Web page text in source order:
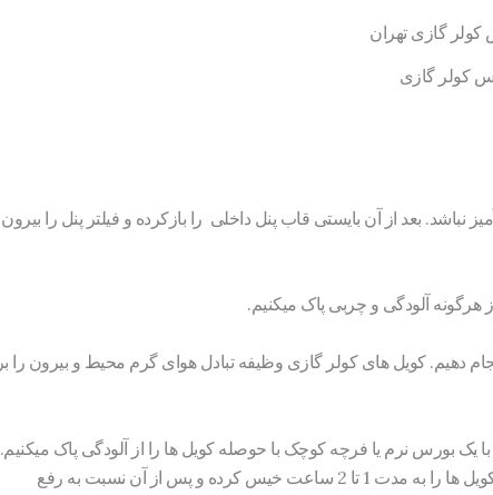
کولر گازی
بعد از آن بایستی قاب پنل داخلی را بازکرده و فیلتر پنل را بیرون
هرگونه آلودگی و چربی پاک میکنیم.
دهیم. کویل های کولر گازی وظیفه تبادل هوای گرم محیط و بیرون را بر
بورس نرم یا فرچه کوچک با حوصله کویل ها را از آلودگی پاک میکنیم.
اگر میزان آلودگیها زیاد بود میتوانید بوسیله اسپری ها تمیز کنند سطح کویل ها را به مدت 1 تا 2 ساعت خیس کرده و پس از آن نسبت به رفع